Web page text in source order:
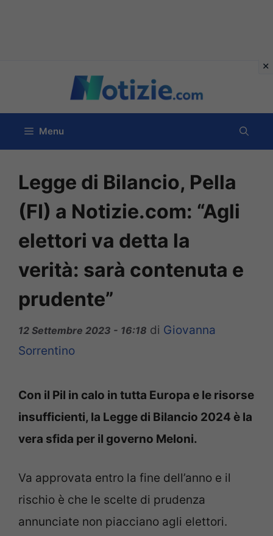
contenuto
Menu
Legge di Bilancio, Pella
(FI) a Notizie.com: “Agli
elettori va detta la
verità: sarà contenuta e
prudente”
12 Settembre 2023 - 16:18 di Giovanna
Sorrentino
Con il Pil in calo in tutta Europa e le risorse
insufficienti, la Legge di Bilancio 2024 è la
vera sfida per il governo Meloni.
Va approvata entro la fine dell’anno e il
rischio è che le scelte di prudenza
annunciate non piacciano agli elettori.